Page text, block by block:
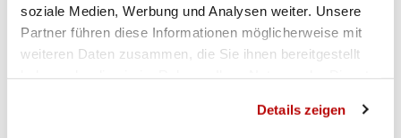
soziale Medien, Werbung und Analysen weiter. Unsere
Partner führen diese Informationen möglicherweise mit
weiteren Daten zusammen, die Sie ihnen bereitgestellt
Details zeigen
Gewehr 50m 3x20 Männer Qualifikation
Gewehr 50m Dreistellung Männer Match 2 Qualifikation